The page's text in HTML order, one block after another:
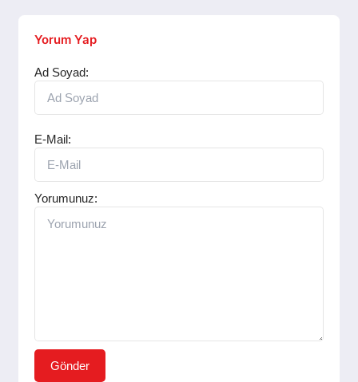
SAĞLIK
SPOR
Yorum Yap
Ad Soyad:
E-Mail:
Yorumunuz:
Gönder